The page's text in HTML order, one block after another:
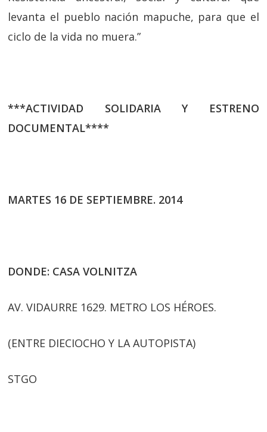
levanta el pueblo nación mapuche, para que el
ciclo de la vida no muera.”
***ACTIVIDAD SOLIDARIA Y ESTRENO
DOCUMENTAL****
MARTES 16 DE SEPTIEMBRE. 2014
DONDE: CASA VOLNITZA
AV. VIDAURRE 1629. METRO LOS HÉROES.
(ENTRE DIECIOCHO Y LA AUTOPISTA)
STGO